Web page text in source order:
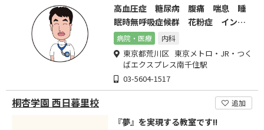
高血圧症 糖尿病 腹痛 喘息 睡
眠時無呼吸症候群 花粉症 インフ
ルエンザ 動脈硬化検査
病院・医療 内科
東京都荒川区 東京メトロ・JR・つく
ばエクスプレス南千住駅
03-5604-1517
桐杏学園 西日暮里校 追加
『夢』を実現する教室です!!